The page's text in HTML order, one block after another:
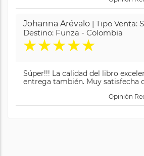
Johanna Arévalo | Tipo Venta:
Destino: Funza - Colombia
★★★★★
Súper!!! La calidad del libro
entrega también. Muy satisfecha
Opinión